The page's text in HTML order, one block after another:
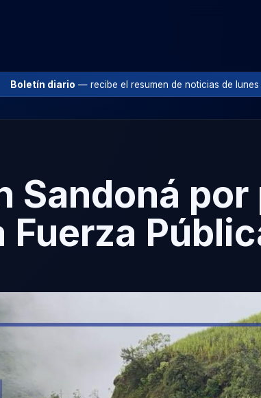
Boletín diario — recibe el resumen de noticias de lunes
Sandoná
Fuerza